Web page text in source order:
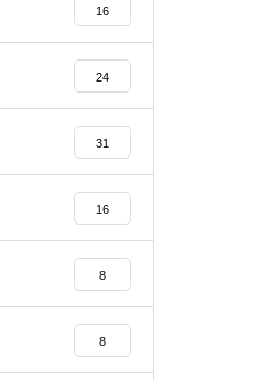
16
24
31
16
8
8